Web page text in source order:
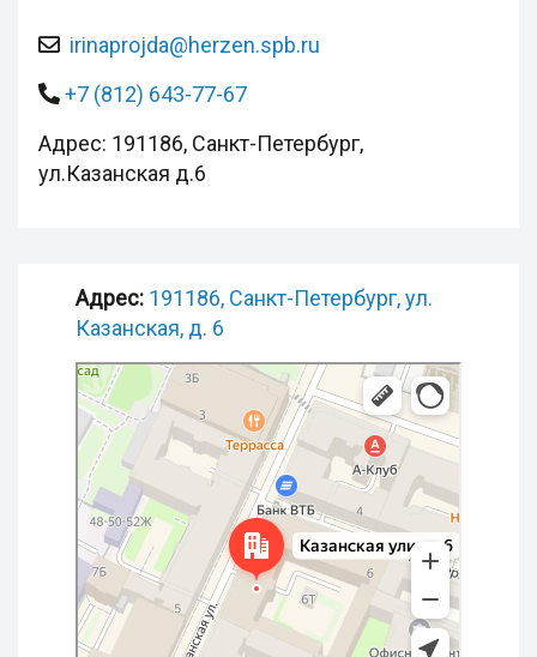
irinaprojda@herzen.spb.ru
+7 (812) 643-77-67
Адрес: 191186, Санкт-Петербург,
ул.Казанская д.6
Адрес: 191186, Санкт-Петербург, ул.
Казанская, д. 6